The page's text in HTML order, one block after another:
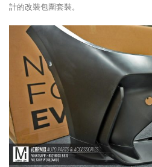
計的改裝包圍套裝。